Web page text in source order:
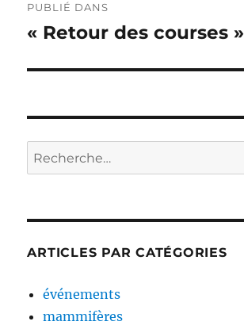
de
PUBLIÉ DANS
« Retour des courses »
Recherche
pour :
ARTICLES PAR CATÉGORIES
événements
mammifères